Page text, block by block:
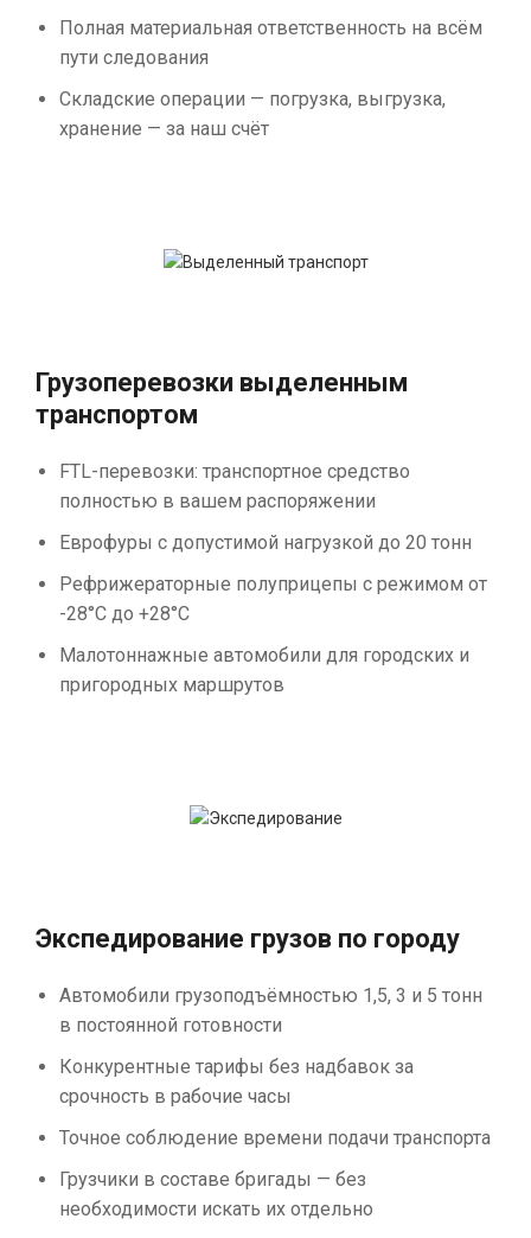
Полная материальная ответственность на всём
пути следования
Складские операции — погрузка, выгрузка,
хранение — за наш счёт
Грузоперевозки выделенным
транспортом
FTL-перевозки: транспортное средство
полностью в вашем распоряжении
Еврофуры с допустимой нагрузкой до 20 тонн
Рефрижераторные полуприцепы с режимом от
-28°С до +28°С
Малотоннажные автомобили для городских и
пригородных маршрутов
Экспедирование грузов по городу
Автомобили грузоподъёмностью 1,5, 3 и 5 тонн
в постоянной готовности
Конкурентные тарифы без надбавок за
срочность в рабочие часы
Точное соблюдение времени подачи транспорта
Грузчики в составе бригады — без
необходимости искать их отдельно